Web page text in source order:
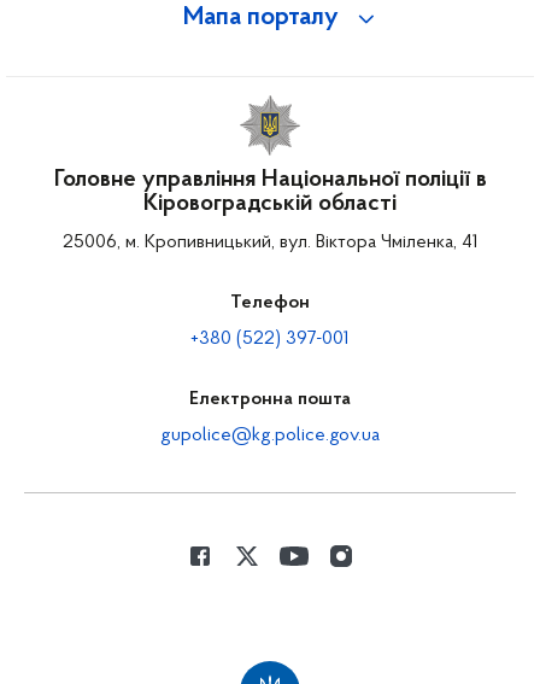
Мапа порталу
Головне управління Національної поліції в
Кіровоградській області
25006, м. Кропивницький, вул. Віктора Чміленка, 41
Телефон
+380 (522) 397-001
Електронна пошта
gupolice@kg.police.gov.ua